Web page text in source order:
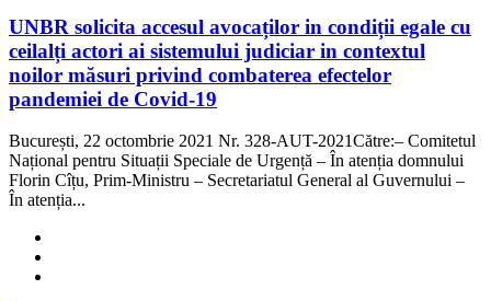
UNBR solicita accesul avocaților in condiții egale cu
ceilalți actori ai sistemului judiciar in contextul
noilor măsuri privind combaterea efectelor
pandemiei de Covid-19
București, 22 octombrie 2021 Nr. 328-AUT-2021Către:– Comitetul
Național pentru Situații Speciale de Urgență – În atenția domnului
Florin Cîțu, Prim-Ministru – Secretariatul General al Guvernului –
În atenția...